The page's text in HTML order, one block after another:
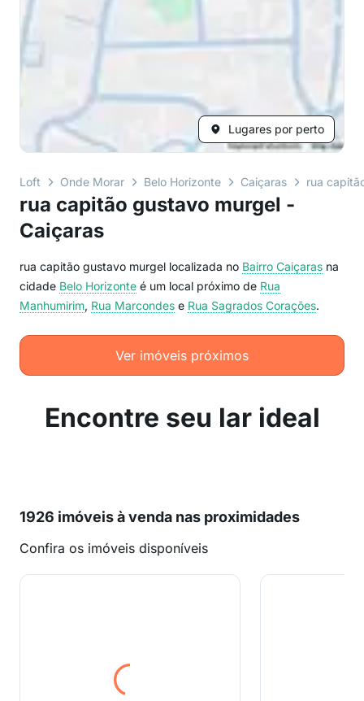
Lugares por perto
Loft Onde Morar Belo Horizonte Caiçaras rua
rua capitão gustavo murgel -
Caiçaras
rua capitão gustavo murgel localizada no Bairro Caiçaras na
cidade Belo Horizonte é um local próximo de Rua
Manhumirim, Rua Marcondes e Rua Sagrados Corações.
Ver imóveis próximos
Encontre seu lar ideal
1926 imóveis à venda nas proximidades
Confira os imóveis disponíveis